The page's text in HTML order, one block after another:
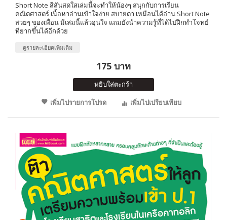
Short Note สีสันสดใสเล่มนี้จะทำให้น้องๆ สนุกกับการเรียน
คณิตศาสตร์ เนื้อหาอ่านเข้าใจง่าย สบายตา เหมือนได้อ่าน Short Note
สวยๆ ของเพื่อน มีเล่มนี้แล้วอุ่นใจ แถมยังนำความรู้ที่ได้ไปฝึกทำโจทย์
ที่ยากขึ้นได้อีกด้วย
ดูรายละเอียดเพิ่มเติม
175 บาท
หยิบใส่ตะกร้า
เพิ่มไปรายการโปรด
เพิ่มไปเปรียบเทียบ